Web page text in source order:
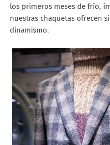
los primeros meses de frío,
nuestras chaquetas ofrecen
dinamismo.